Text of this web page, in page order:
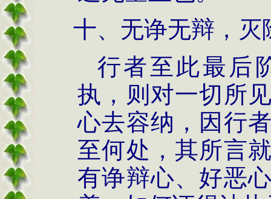
十、无诤无辩，灭
行者至此最后
执，则对一切所
心去容纳，因行
至何处，其所言
有诤辩心、好恶